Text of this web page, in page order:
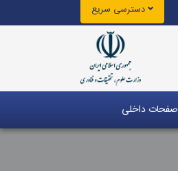
دسترسی سریع
صفحات داخلی